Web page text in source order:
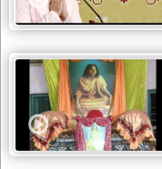
दयाल
भजन
lal
dayal
bhajans
शनि
देव
भजन